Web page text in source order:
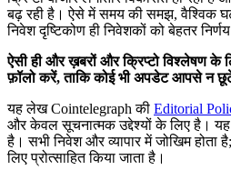
बढ़ रही है। ऐसे में समय की समझ, वैश्विक
निवेश दृष्टिकोण ही निवेशकों को बेहतर
ऐसी ही और ख़बरों और क्रिप्टो विश्लेषण के
फ़ॉलो करें, ताकि कोई भी अपडेट आपसे न
यह लेख Cointelegraph की Editorial
और केवल सूचनात्मक उद्देश्यों के लिए है।
है। सभी निवेश और व्यापार में जोखिम
लिए प्रोत्साहित किया जाता है।